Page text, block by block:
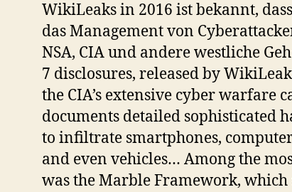
WikiLeaks in 2016 ist bekannt,
das Management von
NSA, CIA und andere westliche
7 disclosures, released by
the CIA’s extensive cyber warfare
documents detailed sophisticated
to infiltrate smartphones,
and even vehicles… Among the
was the Marble Framework, which